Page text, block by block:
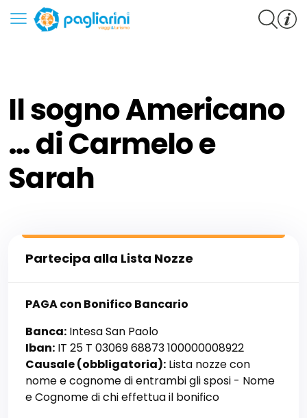
Il sogno Americano
… di Carmelo e
Sarah
Partecipa alla Lista Nozze
PAGA con Bonifico Bancario
Banca: Intesa San Paolo
Iban: IT 25 T 03069 68873 100000008922
Causale (obbligatoria): Lista nozze con
nome e cognome di entrambi gli sposi - Nome
e Cognome di chi effettua il bonifico